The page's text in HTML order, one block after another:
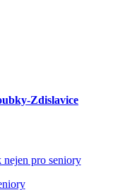
Zdislavice
nejen pro seniory